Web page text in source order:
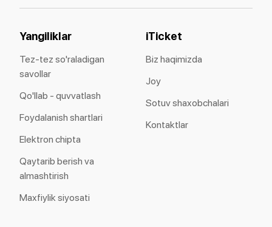
Yangiliklar
Tez-tez so'raladigan
savollar
Qo'llab - quvvatlash
Foydalanish shartlari
Elektron chipta
Qaytarib berish va
almashtirish
Maxfiylik siyosati
iTicket
Biz haqimizda
Joy
Sotuv shaxobchalari
Kontaktlar